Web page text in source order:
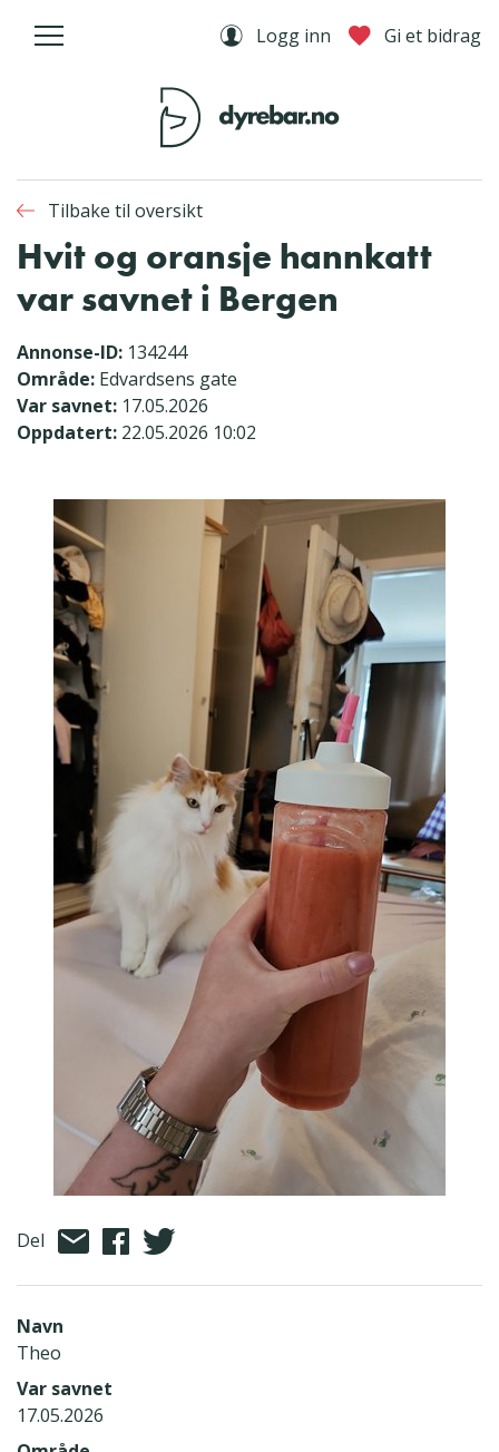
Logg inn Gi et bidrag
Tilbake til oversikt
Hvit og oransje hannkatt
var savnet i Bergen
Annonse-ID: 134244
Område: Edvardsens gate
Var savnet: 17.05.2026
Oppdatert: 22.05.2026 10:02
Del
Navn
Theo
Var savnet
17.05.2026